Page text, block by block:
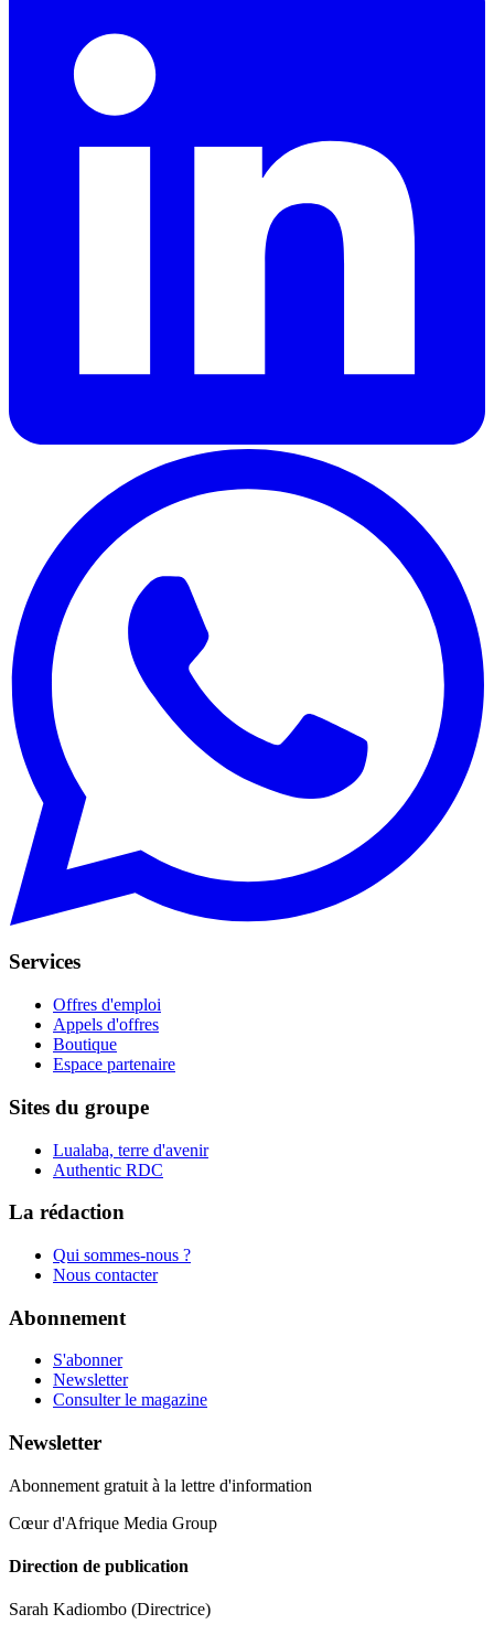
Services
Offres d'emploi
Appels d'offres
Boutique
Espace partenaire
Sites du groupe
Lualaba, terre d'avenir
Authentic RDC
La rédaction
Qui sommes-nous ?
Nous contacter
Abonnement
S'abonner
Newsletter
Consulter le magazine
Newsletter
Abonnement gratuit à la lettre d'information
Cœur d'Afrique Media Group
Direction de publication
Sarah Kadiombo (Directrice)